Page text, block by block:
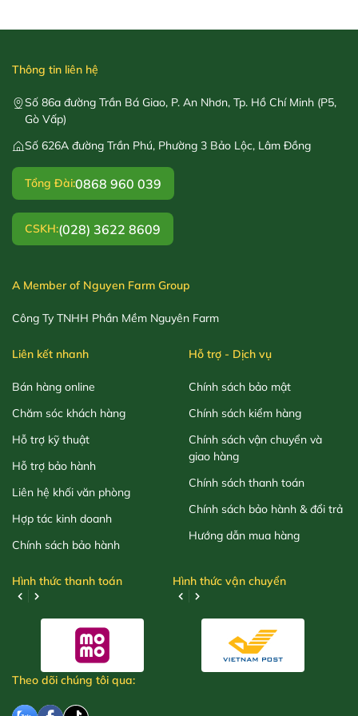
Thông tin liên hệ
Số 86a đường Trần Bá Giao, P. An Nhơn, Tp. Hồ Chí Minh (P5,
Gò Vấp)
Số 626A đường Trần Phú, Phường 3 Bảo Lộc, Lâm Đồng
Tổng Đài:0868 960 039
CSKH:(028) 3622 8609
A Member of Nguyen Farm Group
Công Ty TNHH Phần Mềm Nguyên Farm
Liên kết nhanh
Bán hàng online
Chăm sóc khách hàng
Hỗ trợ kỹ thuật
Hỗ trợ bảo hành
Liên hệ khối văn phòng
Hợp tác kinh doanh
Chính sách bảo hành
Hỗ trợ - Dịch vụ
Chính sách bảo mật
Chính sách kiểm hàng
Chính sách vận chuyển và
giao hàng
Chính sách thanh toán
Chính sách bảo hành & đổi trả
Hướng dẫn mua hàng
Hình thức thanh toán Hình thức vận chuyển
Theo dõi chúng tôi qua: